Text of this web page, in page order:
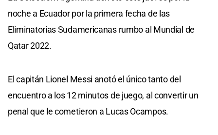
noche a Ecuador por la primera fecha de las
Eliminatorias Sudamericanas rumbo al Mundial de
Qatar 2022.
El capitán Lionel Messi anotó el único tanto del
encuentro a los 12 minutos de juego, al convertir un
penal que le cometieron a Lucas Ocampos.